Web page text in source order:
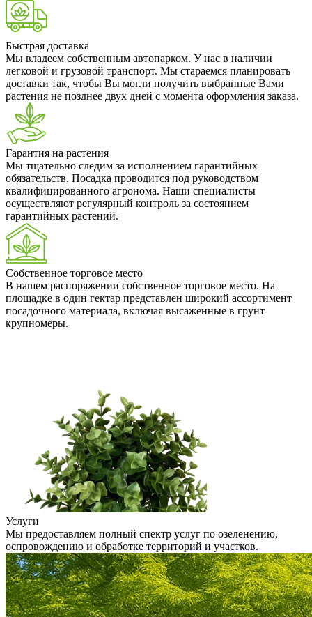
Быстрая доставка
Мы владеем собственным автопарком. У нас в наличии
легковой и грузовой транспорт. Мы стараемся планировать
доставки так, чтобы Вы могли получить выбранные Вами
растения не позднее двух дней с момента оформления заказа.
Гарантия на растения
Мы тщательно следим за исполнением гарантийных
обязательств. Посадка проводится под руководством
квалифицированного агронома. Наши специалисты
осуществляют регулярный контроль за состоянием
гарантийных растений.
Собственное торговое место
В нашем распоряжении собственное торговое место. На
площадке в один гектар представлен широкий ассортимент
посадочного материала, включая высаженные в грунт
крупномеры.
Услуги
Мы предоставляем полный спектр услуг по озеленению,
оспровождению и обработке территорий и участков.